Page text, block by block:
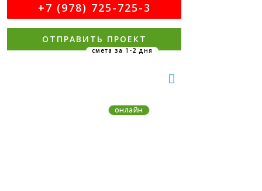
+7 (978) 725-725-3
ОТПРАВИТЬ ПРОЕКТ
онлайн